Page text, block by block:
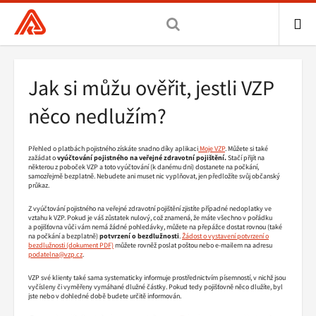
Všeobecná
zdravotní
hlavní
stránka
Drobečková
navigace
Jak si můžu ověřit, jestli VZP
něco nedlužím?
Přehled o platbách pojistného získáte snadno díky aplikaci Moje VZP. Můžete si také
zažádat ovyúčtování pojistného na veřejné zdravotní pojištění.Stačí přijít na
některou z poboček VZP a toto vyúčtování (k danému dni) dostanete na počkání,
samozřejmě bezplatně. Nebudete ani muset nic vyplňovat, jen předložíte svůj občanský
průkaz.
Z vyúčtování pojistného na veřejné zdravotní pojištění zjistíte případné nedoplatky ve
vztahu k VZP. Pokud je váš zůstatek nulový, což znamená, že máte všechno v pořádku
a pojišťovna vůči vám nemá žádné pohledávky, můžete na přepážce dostat rovnou (také
na počkání a bezplatně)potvrzení o bezdlužnosti.Žádost o vystavení potvrzení o
bezdlužnosti
můžete rovněž poslat poštou nebo e-mailem na adresu
podatelna@vzp.cz.
VZP své klienty také sama systematicky informuje prostřednictvím písemností, v nichž jsou
vyčísleny či vyměřeny vymáhané dlužné částky. Pokud tedy pojišťovně něco dlužíte, byl
jste nebo v dohledné době budete určitě informován.